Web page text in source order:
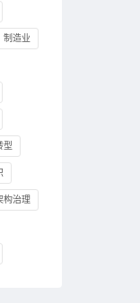
制造业
型
构治理